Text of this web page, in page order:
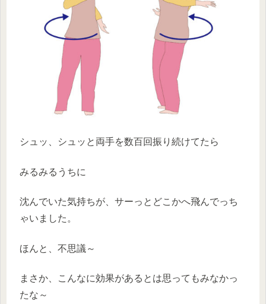
シュッ、シュッと両手を数百回振り続けてたら
みるみるうちに
沈んでいた気持ちが、サーっとどこかへ飛んでっち
ゃいました。
ほんと、不思議～
まさか、こんなに効果があるとは思ってもみなかっ
たな～